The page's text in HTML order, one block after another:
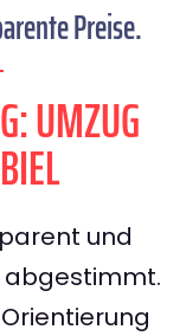
Preise.
UMZUG
und
abgestimmt.